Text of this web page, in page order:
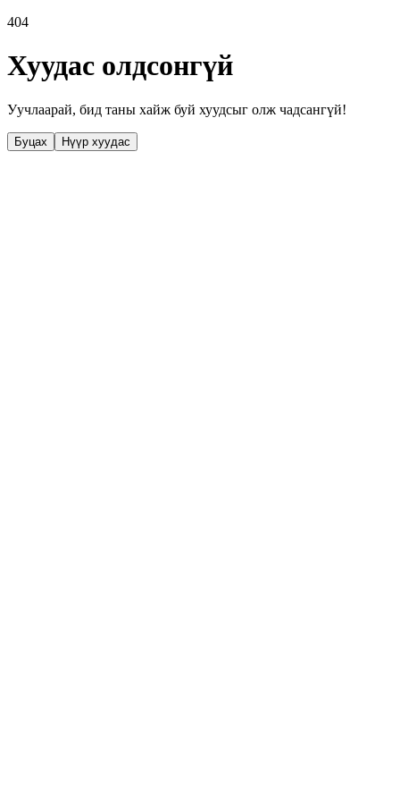
404
Хуудас олдсонгүй
Уучлаарай, бид таны хайж буй хуудсыг олж чадсангүй!
Буцах Нүүр хуудас